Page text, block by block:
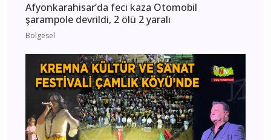
Afyonkarahisar’da feci kaza Otomobil
şarampole devrildi, 2 ölü 2 yaralı
Bölgesel